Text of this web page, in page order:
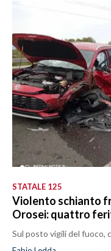
STATALE 125
Violento schianto
Orosei: quattro
Sul posto vigili del fuoco,